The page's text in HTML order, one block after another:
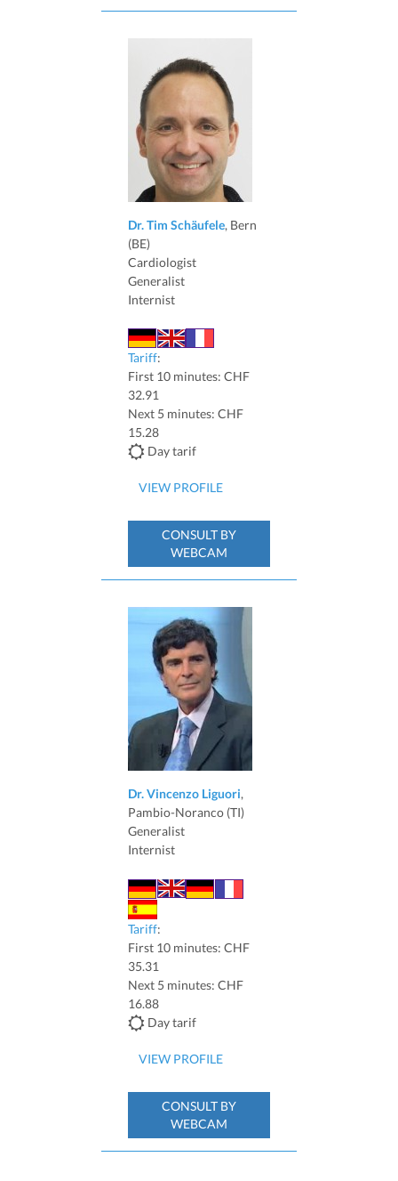
Dr. Tim Schäufele, Bern
(BE)
Cardiologist
Generalist
Internist
Tariff:
First 10 minutes: CHF
32.91
Next 5 minutes: CHF
15.28
Day tarif
VIEW PROFILE
CONSULT BY
WEBCAM
Dr. Vincenzo Liguori,
Pambio-Noranco (TI)
Generalist
Internist
Tariff:
First 10 minutes: CHF
35.31
Next 5 minutes: CHF
16.88
Day tarif
VIEW PROFILE
CONSULT BY
WEBCAM